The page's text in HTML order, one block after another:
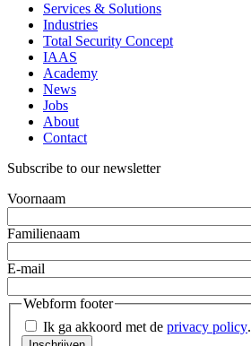
Services & Solutions
Industries
Total Security Concept
IAAS
Academy
News
Jobs
About
Contact
Subscribe to our newsletter
Voornaam
Familienaam
E-mail
Webform footer
Ik ga akkoord met de privacy policy.